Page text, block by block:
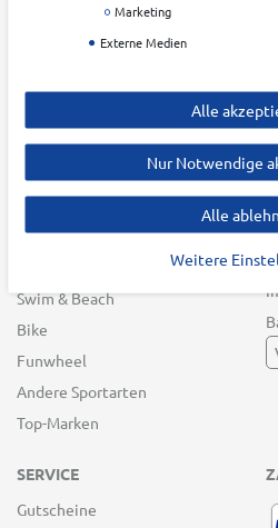
Training
Racketsport
Freizeit
Swim & Beach
Bike
Funwheel
Andere Sportarten
Top-Marken
SERVICE
Gutscheine
Marketing
Externe Medien
Alle
Nur Notwendige
Alle
Weitere